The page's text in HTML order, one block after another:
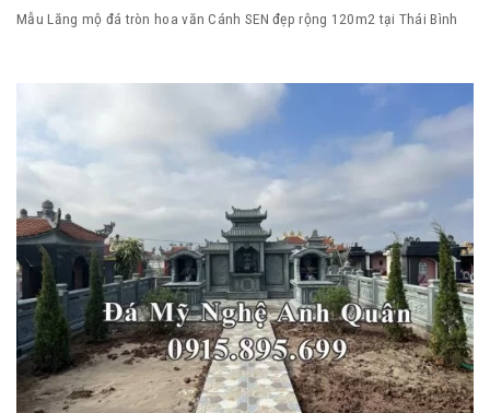
Mẫu Lăng mộ đá tròn hoa văn Cánh SEN đẹp rộng 120m2 tại Thái Bình